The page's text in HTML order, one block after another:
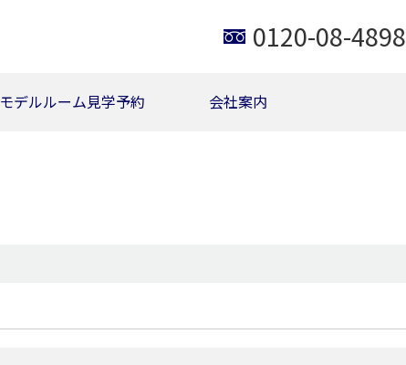
0120-08-4898
モデルルーム見学予約 会社案内